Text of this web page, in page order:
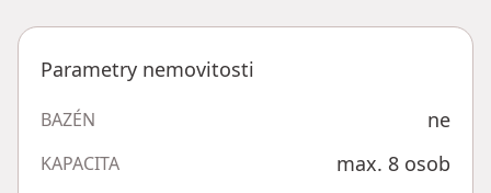
Parametry nemovitosti
BAZÉN ne
KAPACITA max. 8 osob